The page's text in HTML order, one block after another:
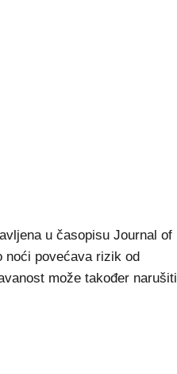
u časopisu Journal of
noći povećava rizik od
može također narušiti